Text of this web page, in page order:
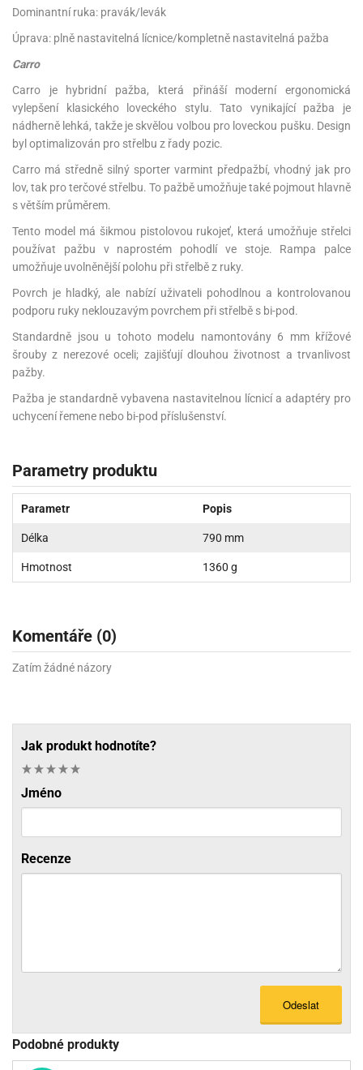
Dominantní ruka: pravák/levák
Úprava: plně nastavitelná lícnice/kompletně nastavitelná pažba
Carro
Carro je hybridní pažba, která přináší moderní ergonomická
vylepšení klasického loveckého stylu. Tato vynikající pažba je
nádherně lehká, takže je skvělou volbou pro loveckou pušku. Design
byl optimalizován pro střelbu z řady pozic.
Carro má středně silný sporter varmint předpažbí, vhodný jak pro
lov, tak pro terčové střelbu. To pažbě umožňuje také pojmout hlavně
s větším průměrem.
Tento model má šikmou pistolovou rukojeť, která umožňuje střelci
používat pažbu v naprostém pohodlí ve stoje. Rampa palce
umožňuje uvolněnější polohu při střelbě z ruky.
Povrch je hladký, ale nabízí uživateli pohodlnou a kontrolovanou
podporu ruky neklouzavým povrchem při střelbě s bi-pod.
Standardně jsou u tohoto modelu namontovány 6 mm křížové
šrouby z nerezové oceli; zajišťují dlouhou životnost a trvanlivost
pažby.
Pažba je standardně vybavena nastavitelnou lícnicí a adaptéry pro
uchycení řemene nebo bi-pod příslušenství.
Parametry produktu
Parametr Popis
Délka 790 mm
Hmotnost 1360 g
Komentáře (0)
Zatím žádné názory
Jak produkt hodnotíte?
Jméno
Recenze
Odeslat
Podobné produkty